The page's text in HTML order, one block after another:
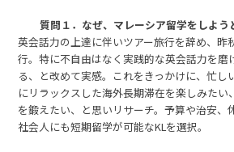
質問１．なぜ、マレーシア留学をしよう
英会話力の上達に伴いツアー旅行を辞め、昨
行。特に不自由はなく実践的な英会話力を磨
る、と改めて実感。これをきっかけに、忙し
にリラックスした海外長期滞在を楽しみたい
を鍛えたい、と思いリサーチ。予算や治安、
社会人にも短期留学が可能なKLを選択。